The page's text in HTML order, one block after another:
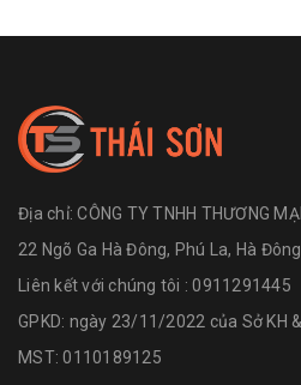
Địa chỉ:CÔNG TY TNHH THƯƠNG
22 Ngõ Ga Hà Đông, Phú La, Hà
Liên kết với chúng tôi : 0911291445
GPKD: ngày 23/11/2022 của Sở KH
MST: 0110189125